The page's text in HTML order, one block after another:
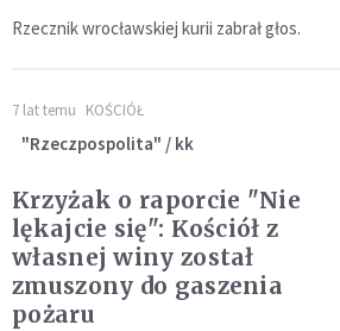
Rzecznik wrocławskiej kurii zabrał głos.
7 lat temu KOŚCIÓŁ
"Rzeczpospolita" / kk
Krzyżak o raporcie "Nie
lękajcie się": Kościół z
własnej winy został
zmuszony do gaszenia
pożaru